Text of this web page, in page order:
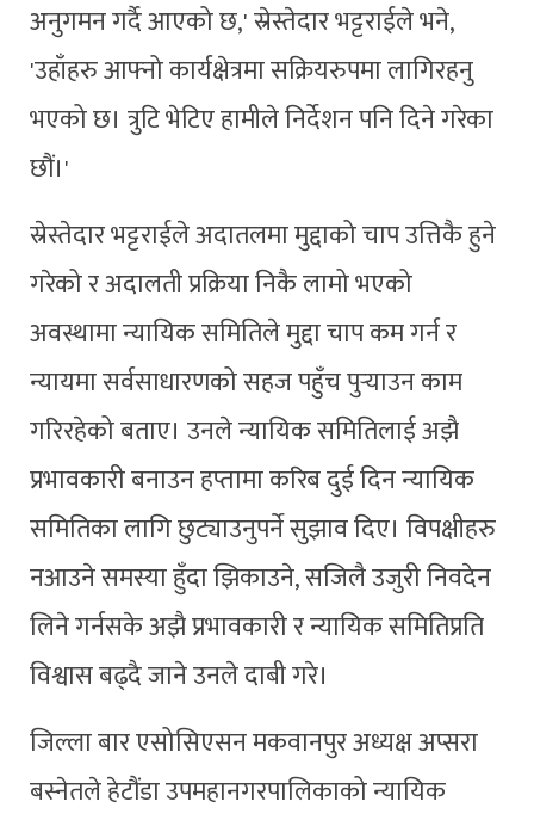
अनुगमन गर्दै आएको छ,' स्रेस्तेदार भट्टराईले भने,
'उहाँहरु आफ्नो कार्यक्षेत्रमा सक्रियरुपमा लागिरहनु
भएको छ। त्रुटि भेटिए हामीले निर्देशन पनि दिने गरेका
छौं।'
स्रेस्तेदार भट्टराईले अदातलमा मुद्दाको चाप उत्तिकै हुने
गरेको र अदालती प्रक्रिया निकै लामो भएको
अवस्थामा न्यायिक समितिले मुद्दा चाप कम गर्न र
न्यायमा सर्वसाधारणको सहज पहुँच पुर्‍याउन काम
गरिरहेको बताए। उनले न्यायिक समितिलाई अझै
प्रभावकारी बनाउन हप्तामा करिब दुई दिन न्यायिक
समितिका लागि छुट्याउनुपर्ने सुझाव दिए। विपक्षीहरु
नआउने समस्या हुँदा झिकाउने, सजिलै उजुरी निवदेन
लिने गर्नसके अझै प्रभावकारी र न्यायिक समितिप्रति
विश्वास बढ्दै जाने उनले दाबी गरे।
जिल्ला बार एसोसिएसन मकवानपुर अध्यक्ष अप्सरा
बस्नेतले हेटौंडा उपमहानगरपालिकाको न्यायिक